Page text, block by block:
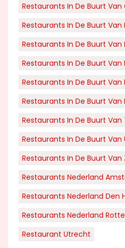
Restaurants In De Buurt Van
Restaurants In De Buurt Van
Restaurants In De Buurt Van
Restaurants In De Buurt
Restaurants In De Buurt Van
Restaurants In De Buurt
Restaurants In De Buurt Van
Restaurants In De Buurt
Restaurants In De Buurt Van
Restaurants Nederland
Restaurants Nederland Den
Restaurants Nederland
Restaurant Utrecht